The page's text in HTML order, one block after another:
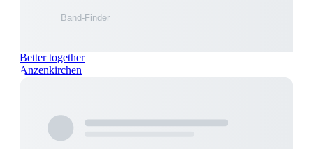
Better together
Anzenkirchen